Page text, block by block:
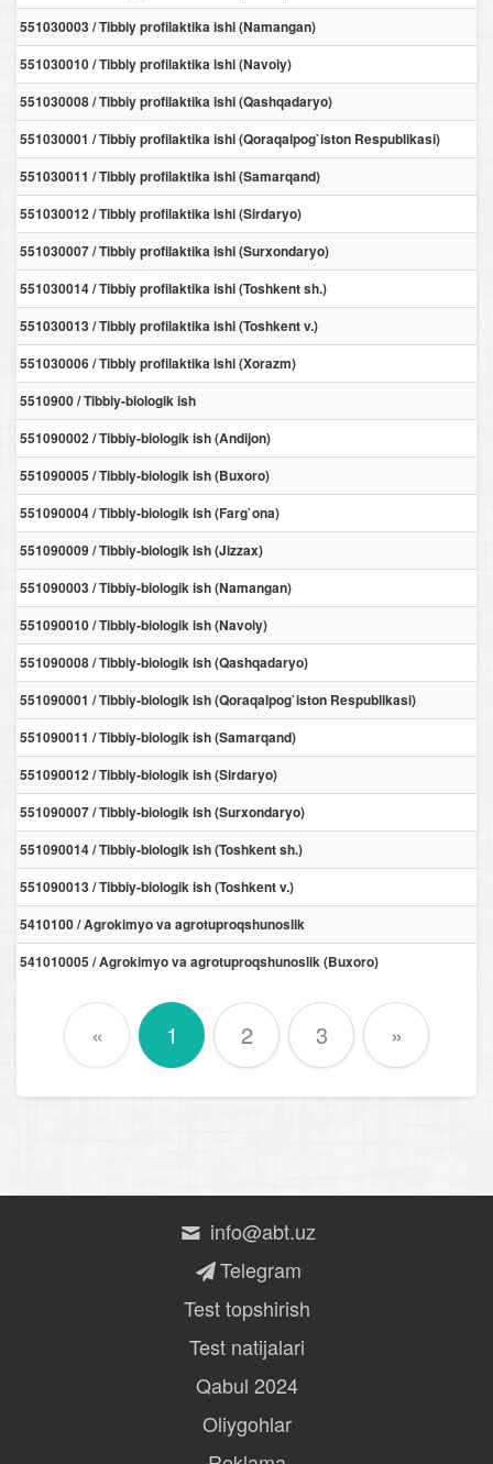
551030003 / Tibbiy profilaktika ishi (Namangan)
551030010 / Tibbiy profilaktika ishi (Navoiy)
551030008 / Tibbiy profilaktika ishi (Qashqadaryo)
551030001 / Tibbiy profilaktika ishi (Qoraqalpog`iston Respublikasi)
551030011 / Tibbiy profilaktika ishi (Samarqand)
551030012 / Tibbiy profilaktika ishi (Sirdaryo)
551030007 / Tibbiy profilaktika ishi (Surxondaryo)
551030014 / Tibbiy profilaktika ishi (Toshkent sh.)
551030013 / Tibbiy profilaktika ishi (Toshkent v.)
551030006 / Tibbiy profilaktika ishi (Xorazm)
5510900 / Tibbiy-biologik ish
551090002 / Tibbiy-biologik ish (Andijon)
551090005 / Tibbiy-biologik ish (Buxoro)
551090004 / Tibbiy-biologik ish (Farg`ona)
551090009 / Tibbiy-biologik ish (Jizzax)
551090003 / Tibbiy-biologik ish (Namangan)
551090010 / Tibbiy-biologik ish (Navoiy)
551090008 / Tibbiy-biologik ish (Qashqadaryo)
551090001 / Tibbiy-biologik ish (Qoraqalpog`iston Respublikasi)
551090011 / Tibbiy-biologik ish (Samarqand)
551090012 / Tibbiy-biologik ish (Sirdaryo)
551090007 / Tibbiy-biologik ish (Surxondaryo)
551090014 / Tibbiy-biologik ish (Toshkent sh.)
551090013 / Tibbiy-biologik ish (Toshkent v.)
5410100 / Agrokimyo va agrotuproqshunoslik
541010005 / Agrokimyo va agrotuproqshunoslik (Buxoro)
« 1 2 3 »
info@abt.uz
Telegram
Test topshirish
Test natijalari
Qabul 2024
Oliygohlar